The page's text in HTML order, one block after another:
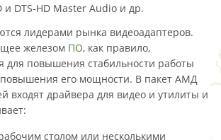
и DTS-HD Master Audio и др.
лидерами рынка видеоадаптеров.
железом ПО, как правило,
для повышения стабильности работы
его мощности. В пакет АМД
входят драйвера для видео и утилиты и
столом или несколькими